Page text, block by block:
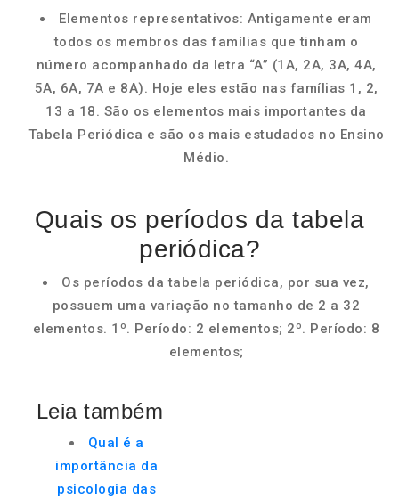
Elementos representativos: Antigamente eram
todos os membros das famílias que tinham o
número acompanhado da letra “A” (1A, 2A, 3A, 4A,
5A, 6A, 7A e 8A). Hoje eles estão nas famílias 1, 2,
13 a 18. São os elementos mais importantes da
Tabela Periódica e são os mais estudados no Ensino
Médio.
Quais os períodos da tabela
periódica?
Os períodos da tabela periódica, por sua vez,
possuem uma variação no tamanho de 2 a 32
elementos. 1º. Período: 2 elementos; 2º. Período: 8
elementos;
Leia também
Qual é a
importância da
psicologia das